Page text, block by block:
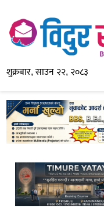
शुक्रबार, साउन २२, २०८३